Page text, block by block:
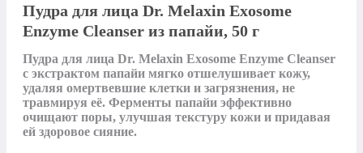
Пудра для лица Dr. Melaxin Exosome
Enzyme Cleanser из папайи, 50 г
Пудра для лица Dr. Melaxin Exosome Enzyme Cleanser
с экстрактом папайи мягко отшелушивает кожу,
удаляя омертвевшие клетки и загрязнения, не
травмируя её. Ферменты папайи эффективно
очищают поры, улучшая текстуру кожи и придавая
ей здоровое сияние.